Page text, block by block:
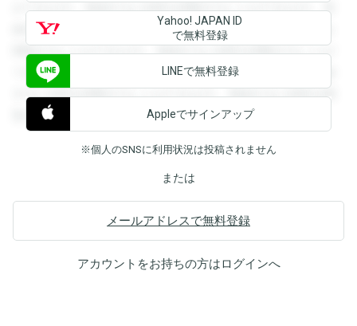
ができます。登録すると回答を閲覧することができます。登
録すると回答を閲覧することができます。登録すると回答を
閲覧することができます。登録すると回答を閲覧することが
できます。登録すると回答を閲覧することができます。登録
すると回答を閲覧することができます。登録すると回答を閲
覧することができます。
Yahoo! JAPAN ID
で無料登録
LINEで無料登録
Appleでサインアップ
※個人のSNSに利用状況は投稿されません
または
メールアドレスで無料登録
アカウントをお持ちの方はログインへ